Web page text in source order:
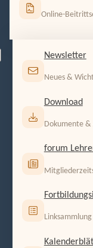
Online-
Newsletter
Neues &
Download
Dokumente &
forum
Linksammlung